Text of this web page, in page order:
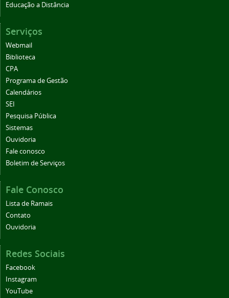
Educação a Distância
Serviços
Webmail
Biblioteca
CPA
Programa de Gestão
Calendários
SEI
Pesquisa Pública
Sistemas
Ouvidoria
Fale conosco
Boletim de Serviços
Fale Conosco
Lista de Ramais
Contato
Ouvidoria
Redes Sociais
Facebook
Instagram
YouTube